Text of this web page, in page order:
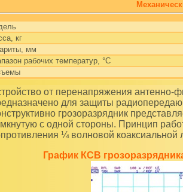
кг
мм
рабочих температур, °С
для защиты
грозоразрядник
с одной стороны. Принцип
¼ волновой коаксиальной
График КСВ